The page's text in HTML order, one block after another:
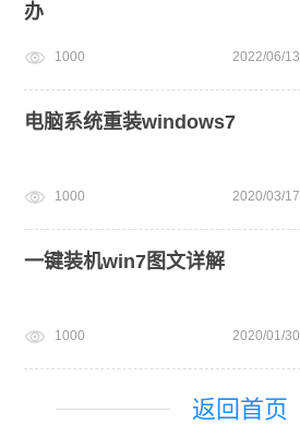
办
1000 2022/06/13
电脑系统重装windows7
1000 2020/03/17
一键装机win7图文详解
1000 2020/01/30
返回首页